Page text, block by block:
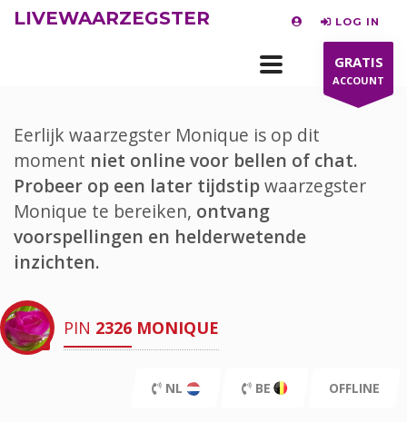
LIVEWAARZEGSTER LOG IN
GRATIS
ACCOUNT
Eerlijk waarzegster Monique is op dit
moment niet online voor bellen of chat.
Probeer op een later tijdstipwaarzegster
Monique te bereiken, ontvang
voorspellingen en helderwetende
inzichten.
PIN 2326 MONIQUE
NL BE OFFLINE